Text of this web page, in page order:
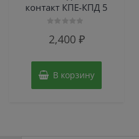
контакт КПЕ-КПД 5
02,400 ₽
В корзину